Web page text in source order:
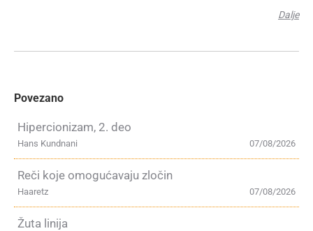
Dalje
Povezano
Hipercionizam, 2. deo
07/08/2026
Hans Kundnani
Reči koje omogućavaju zločin
07/08/2026
Haaretz
Žuta linija